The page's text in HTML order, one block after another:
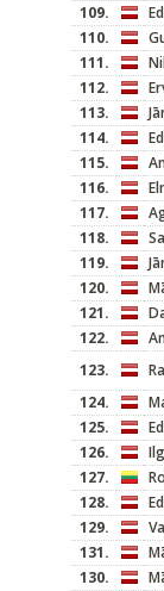
109.
110.
111.
112.
113.
114.
115.
116.
117.
118.
119.
120.
121.
122.
123.
124.
125.
126.
127.
128.
129.
131.
130.